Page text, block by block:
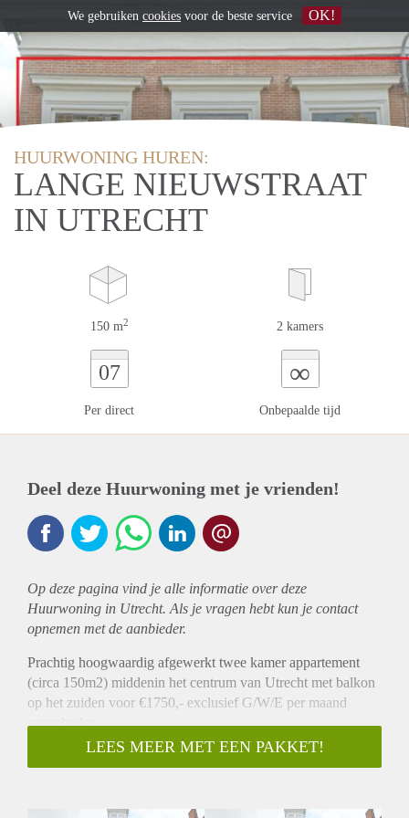
HUURWONING HUREN:
LANGE NIEUWSTRAAT
IN UTRECHT
150 m2 2 kamers
07
Per direct
∞
Onbepaalde tijd
Deel deze Huurwoning met je vrienden!
Op deze pagina vind je alle informatie over deze
Huurwoning in Utrecht. Als je vragen hebt kun je contact
opnemen met de aanbieder.
Prachtig hoogwaardig afgewerkt twee kamer appartement
(circa 150m2) middenin het centrum van Utrecht met balkon
op het zuiden voor €1750,- exclusief G/W/E per maand
aangeboden.
Dit appartement is gelegen in de oude binnenstad van
Utrecht. In de directe omgeving zijn talloze restaurants en
LEES MEER MET EEN PAKKET!
We gebruiken cookies voor de beste service OK!